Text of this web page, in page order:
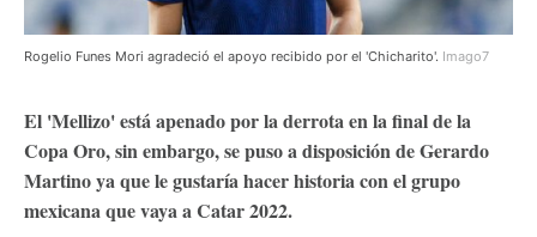
Rogelio Funes Mori agradeció el apoyo recibido por el 'Chicharito'. Imago7
El 'Mellizo' está apenado por la derrota en la final de la
Copa Oro, sin embargo, se puso a disposición de Gerardo
Martino ya que le gustaría hacer historia con el grupo
mexicana que vaya a Catar 2022.